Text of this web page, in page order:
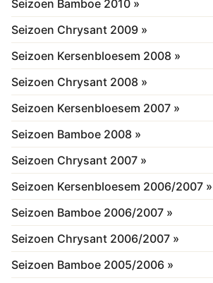
Seizoen Bamboe 2010 »
Seizoen Chrysant 2009 »
Seizoen Kersenbloesem 2008 »
Seizoen Chrysant 2008 »
Seizoen Kersenbloesem 2007 »
Seizoen Bamboe 2008 »
Seizoen Chrysant 2007 »
Seizoen Kersenbloesem 2006/2007 »
Seizoen Bamboe 2006/2007 »
Seizoen Chrysant 2006/2007 »
Seizoen Bamboe 2005/2006 »